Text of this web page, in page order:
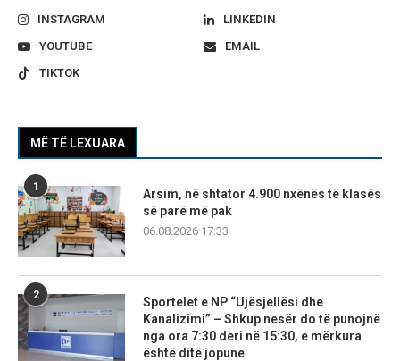
INSTAGRAM
LINKEDIN
YOUTUBE
EMAIL
TIKTOK
MË TË LEXUARA
1
Arsim, në shtator 4.900 nxënës të klasës
së parë më pak
06.08.2026 17:33
2
Sportelet e NP “Ujësjellësi dhe
Kanalizimi” – Shkup nesër do të punojnë
nga ora 7:30 deri në 15:30, e mërkura
është ditë jopune